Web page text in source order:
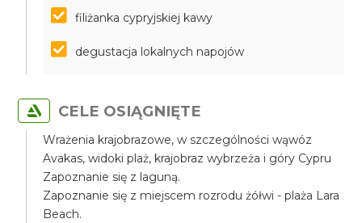
filiżanka cypryjskiej kawy
degustacja lokalnych napojów
CELE OSIĄGNIĘTE
Wrażenia krajobrazowe, w szczególności wąwóz
Avakas, widoki plaż, krajobraz wybrzeża i góry Cypru
Zapoznanie się z laguną.
Zapoznanie się z miejscem rozrodu żółwi - plaża Lara
Beach.